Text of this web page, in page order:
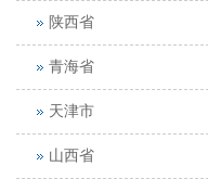
陕西省
青海省
天津市
山西省